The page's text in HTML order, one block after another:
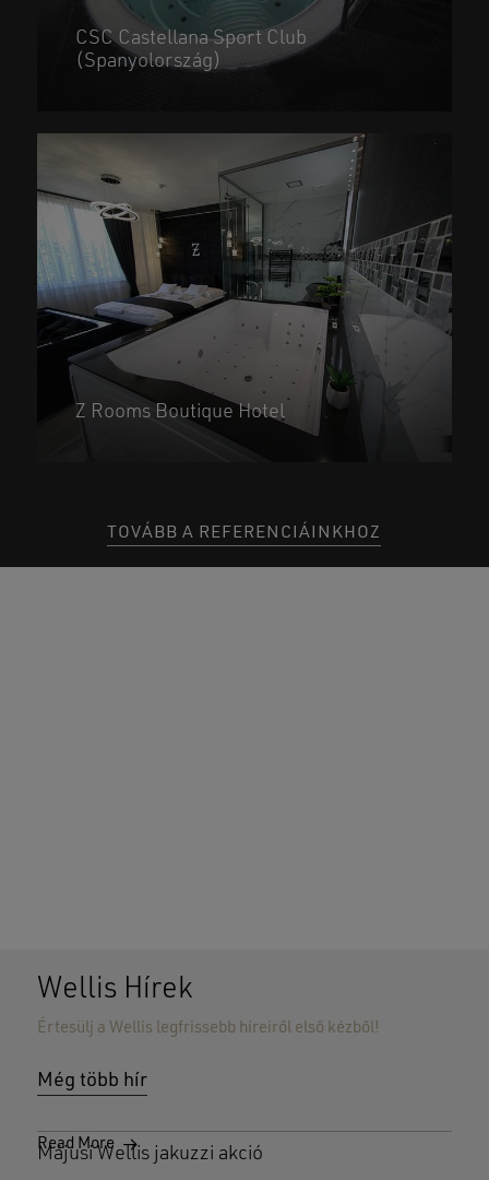
CSC Castellana Sport Club
(Spanyolország)
Z Rooms Boutique Hotel
TOVÁBB A REFERENCIÁINKHOZ
Wellis Hírek
Értesülj a Wellis legfrissebb híreiről első kézből!
Még több hír
Májusi Wellis jakuzzi akció
Read More